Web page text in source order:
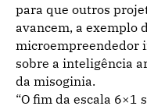
para que outros
avancem, a exemplo
microempreendedor
sobre a inteligência
da misoginia.
“O fim da escala 6×1